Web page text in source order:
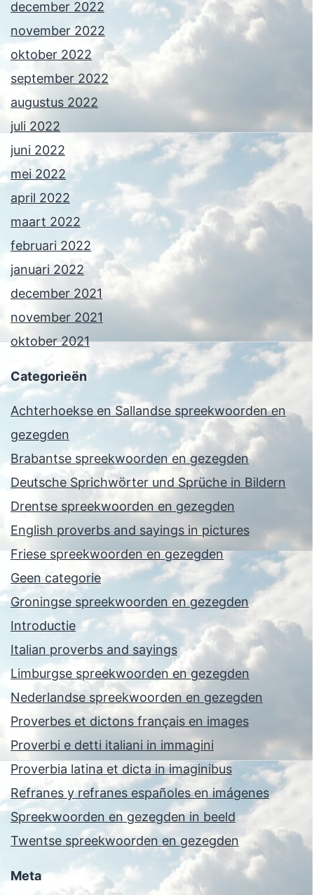
december 2022
november 2022
oktober 2022
september 2022
augustus 2022
juli 2022
juni 2022
mei 2022
april 2022
maart 2022
februari 2022
januari 2022
december 2021
november 2021
oktober 2021
Categorieën
Achterhoekse en Sallandse spreekwoorden en
gezegden
Brabantse spreekwoorden en gezegden
Deutsche Sprichwörter und Sprüche in Bildern
Drentse spreekwoorden en gezegden
English proverbs and sayings in pictures
Friese spreekwoorden en gezegden
Geen categorie
Groningse spreekwoorden en gezegden
Introductie
Italian proverbs and sayings
Limburgse spreekwoorden en gezegden
Nederlandse spreekwoorden en gezegden
Proverbes et dictons français en images
Proverbi e detti italiani in immagini
Proverbia latina et dicta in imaginibus
Refranes y refranes españoles en imágenes
Spreekwoorden en gezegden in beeld
Twentse spreekwoorden en gezegden
Meta